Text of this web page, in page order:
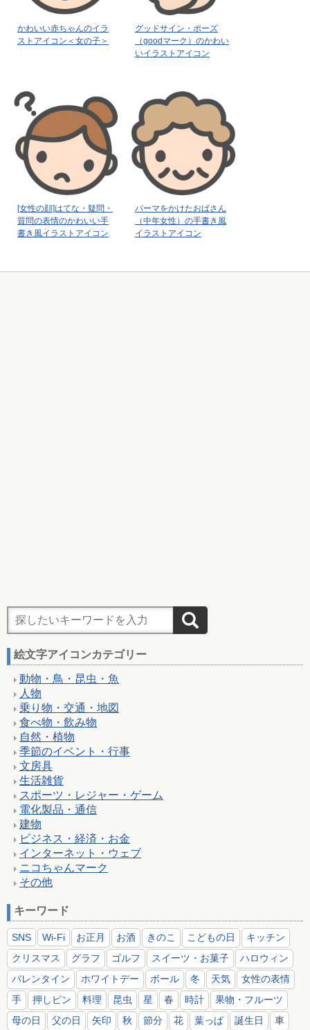
かわいい赤ちゃんのイラ
ストアイコン＜女の子＞
グッドサイン・ポーズ
（goodマーク）のかわい
いイラストアイコン
[女性の顔]はてな・疑問・
質問の表情のかわいい手
書き風イラストアイコン
パーマをかけたおばさん
（中年女性）の手書き風
イラストアイコン
絵文字アイコンカテゴリー
動物・鳥・昆虫・魚
人物
乗り物・交通・地図
食べ物・飲み物
自然・植物
季節のイベント・行事
文房具
生活雑貨
スポーツ・レジャー・ゲーム
電化製品・通信
建物
ビジネス・経済・お金
インターネット・ウェブ
ニコちゃんマーク
その他
キーワード
SNS Wi-Fi お正月 お酒 きのこ こどもの日
キッチン
クリスマス
グラフ ゴルフ スイーツ・お菓子
ハロウィン
バレンタイン
ホワイトデー ボール 冬 天気
女性の表情
手
押しピン 料理 昆虫 星 春 時計
果物・フルーツ
母の日
父の日 矢印 秋 節分 花 葉っぱ 誕生日 車